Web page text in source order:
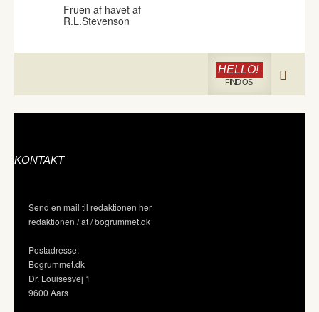
Fruen af havet af
R.L.Stevenson
HELLO!
FIND OS
KONTAKT
Send en mail til redaktionen her
redaktionen / at / bogrummet.dk
Postadresse:
Bogrummet.dk
Dr. Louisesvej 1
9600 Aars